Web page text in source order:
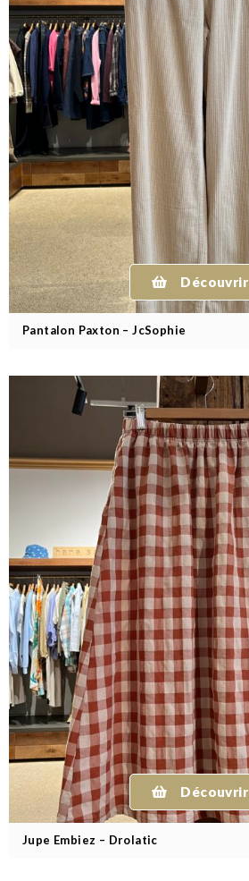
Découvrir
Pantalon Paxton – JcSophie
Découvrir
Jupe Embiez – Drolatic